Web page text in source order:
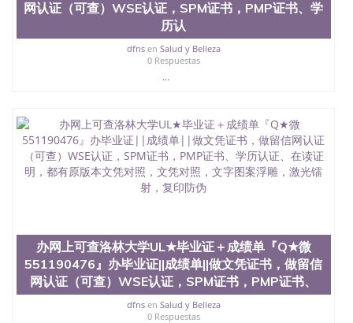
留服真实存档可查，存档。 2、留学回国人员证明
（使馆认证），使馆网站真实存档可查。 3、留信网
真实可查认证办理，存档可查，终身受用。 四、办理
流程农业科学院、艺术与建筑学院、商学院、交流学
前十名，工学院排名在前十五名，且继续攀升中。纽
约大学为学生们提供本科、硕士及博士学位。学校的
专业课程包括：会计学、MBA、财务、教育、建筑工
程、经济、医学、护理、文学、音乐、生物学、统计
学、美术、电子工程、天文学、农业、环境污染控
制、历史、电气工程、生物工程、建筑设计、工商管
销、机械工程、计算机科学、物理学、人工智能、商
科、金融专业 1、客户提供相关材料，确定客户办理
信息，给出操作方案； 2、补充毕业证成绩单等相关
材料； 3、留服注册申请账号，付定金； 4、预约递
交时间，公司人员陪同客户本人一起去留服递交材
料； 5、等待结果，完成结果书留服直接邮寄给客户
网认证（可查）WSE认证，SPM证书，PMP证书、学
历认
dfnsen Salud y Belleza
0 Respuestas
...
办网上可查洛林大学UL★毕业证＋成绩单『Q★微
551190476』办毕业证||成绩单||做文凭证书，做留信
网认证（可查）WSE认证，SPM证书，PMP证书、
dfnsen Salud y Belleza
0 Respuestas